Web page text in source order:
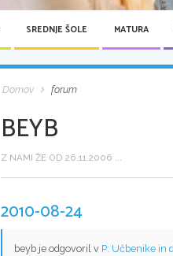
SREDNJE ŠOLE MATURA
Domov forum
BEYB
Z NAMI ŽE OD 26.11.2006 ...
2010-08-24
beyb je odgovoril v P: Učbenike in